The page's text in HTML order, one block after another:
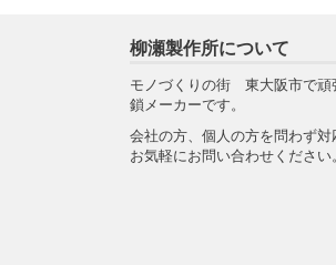
柳瀬製作所について
モノづくりの街 東大阪市で
鎖メーカーです。
会社の方、個人の方を問わず対
お気軽にお問い合わせください